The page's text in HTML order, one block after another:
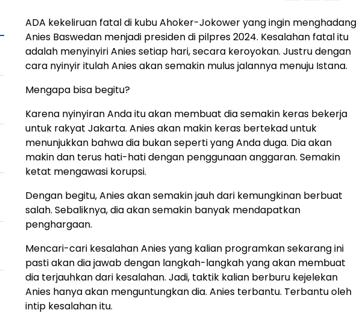
ADA kekeliruan fatal di kubu Ahoker-Jokower yang ingin menghadang
Anies Baswedan menjadi presiden di pilpres 2024. Kesalahan fatal itu
adalah menyinyiri Anies setiap hari, secara keroyokan. Justru dengan
cara nyinyir itulah Anies akan semakin mulus jalannya menuju Istana.
Mengapa bisa begitu?
Karena nyinyiran Anda itu akan membuat dia semakin keras bekerja
untuk rakyat Jakarta. Anies akan makin keras bertekad untuk
menunjukkan bahwa dia bukan seperti yang Anda duga. Dia akan
makin dan terus hati-hati dengan penggunaan anggaran. Semakin
ketat mengawasi korupsi.
Dengan begitu, Anies akan semakin jauh dari kemungkinan berbuat
salah. Sebaliknya, dia akan semakin banyak mendapatkan
penghargaan.
Mencari-cari kesalahan Anies yang kalian programkan sekarang ini
pasti akan dia jawab dengan langkah-langkah yang akan membuat
dia terjauhkan dari kesalahan. Jadi, taktik kalian berburu kejelekan
Anies hanya akan menguntungkan dia. Anies terbantu. Terbantu oleh
intip kesalahan itu.